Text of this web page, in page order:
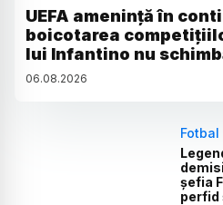
UEFA amenință în
boicotarea
lui Infantino nu
06.08.2026
Fotbal
șefia
perfid